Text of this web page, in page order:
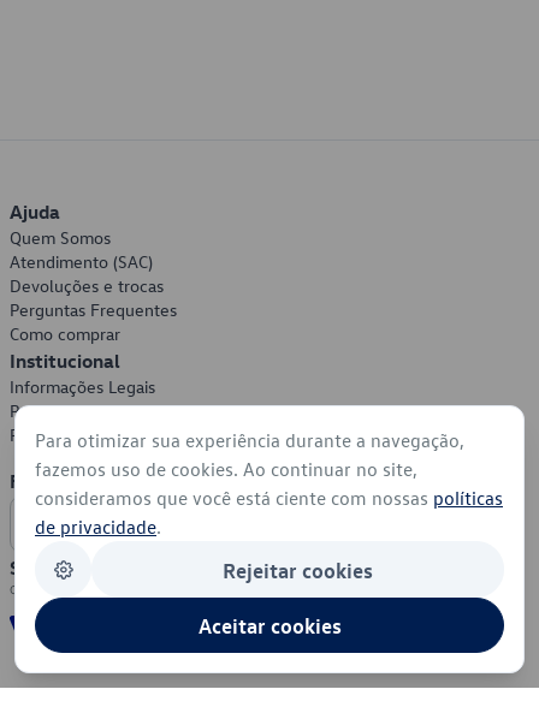
Ajuda
Quem Somos
Atendimento (SAC)
Devoluções e trocas
Perguntas Frequentes
Como comprar
Institucional
Informações Legais
Política de Privacidade
Política de Cookies
Formas de Pagamento
Segurança
Para otimizar sua experiência durante a navegação,
fazemos uso de cookies. Ao continuar no site,
consideramos que você está ciente com nossas políticas
de privacidade.
Rejeitar cookies
Aceitar cookies